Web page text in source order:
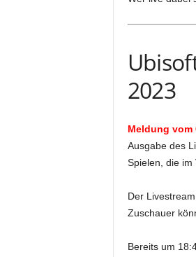
2023
Meldung vom
Ausgabe des
Spielen, die im
Der
Zuschauer
Bereits um